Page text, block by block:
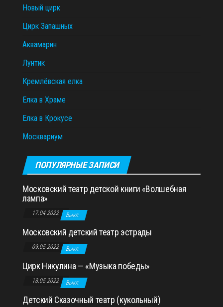
Новый цирк
Цирк Запашных
Аквамарин
Лунтик
Кремлёвская елка
Елка в Храме
Елка в Крокусе
Москвариум
ПОПУЛЯРНЫЕ ЗАПИСИ
Московский театр детской книги «Волшебная
лампа»
17.04.2022 Выкл.
Московский детский театр эстрады
09.05.2022 Выкл.
Цирк Никулина — «Музыка победы»
13.05.2022 Выкл.
Детский Сказочный театр (кукольный)